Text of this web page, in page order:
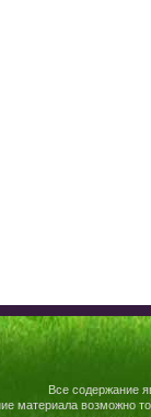
Все содержание
материала возможно